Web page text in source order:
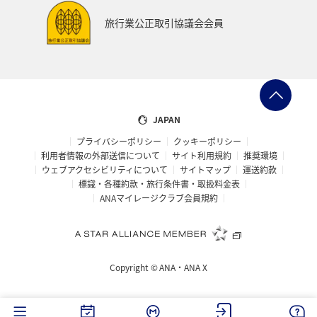
別途ATMオーナーが手数料を徴収する場合があります。
年間増加額1万円
相当額あたり*
通常 5マイル
プレスティアデジタルゴール
ド、プレスティアゴールドの
10マイル
アムのお客様
毎年12月末時点での月間平均総取引残高の外貨預金部分
旅行業公正取引協議会会員
JAPAN
プライバシーポリシー
クッキーポリシー
利用者情報の外部送信について
サイト利用規約
推奨環境
ウェブアクセシビリティについて
サイトマップ
運送約款
標識・各種約款・旅行条件書・取扱料金表
ANAマイレージクラブ会員規約
Copyright ©ANA・ANA X